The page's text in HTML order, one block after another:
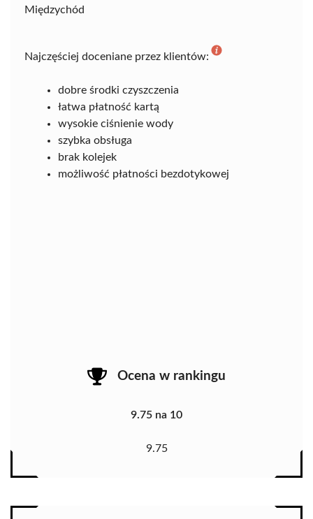
Międzychód
Najczęściej doceniane przez klientów:
dobre środki czyszczenia
łatwa płatność kartą
wysokie ciśnienie wody
szybka obsługa
brak kolejek
możliwość płatności bezdotykowej
Ocena w rankingu
9.75 na 10
9.75